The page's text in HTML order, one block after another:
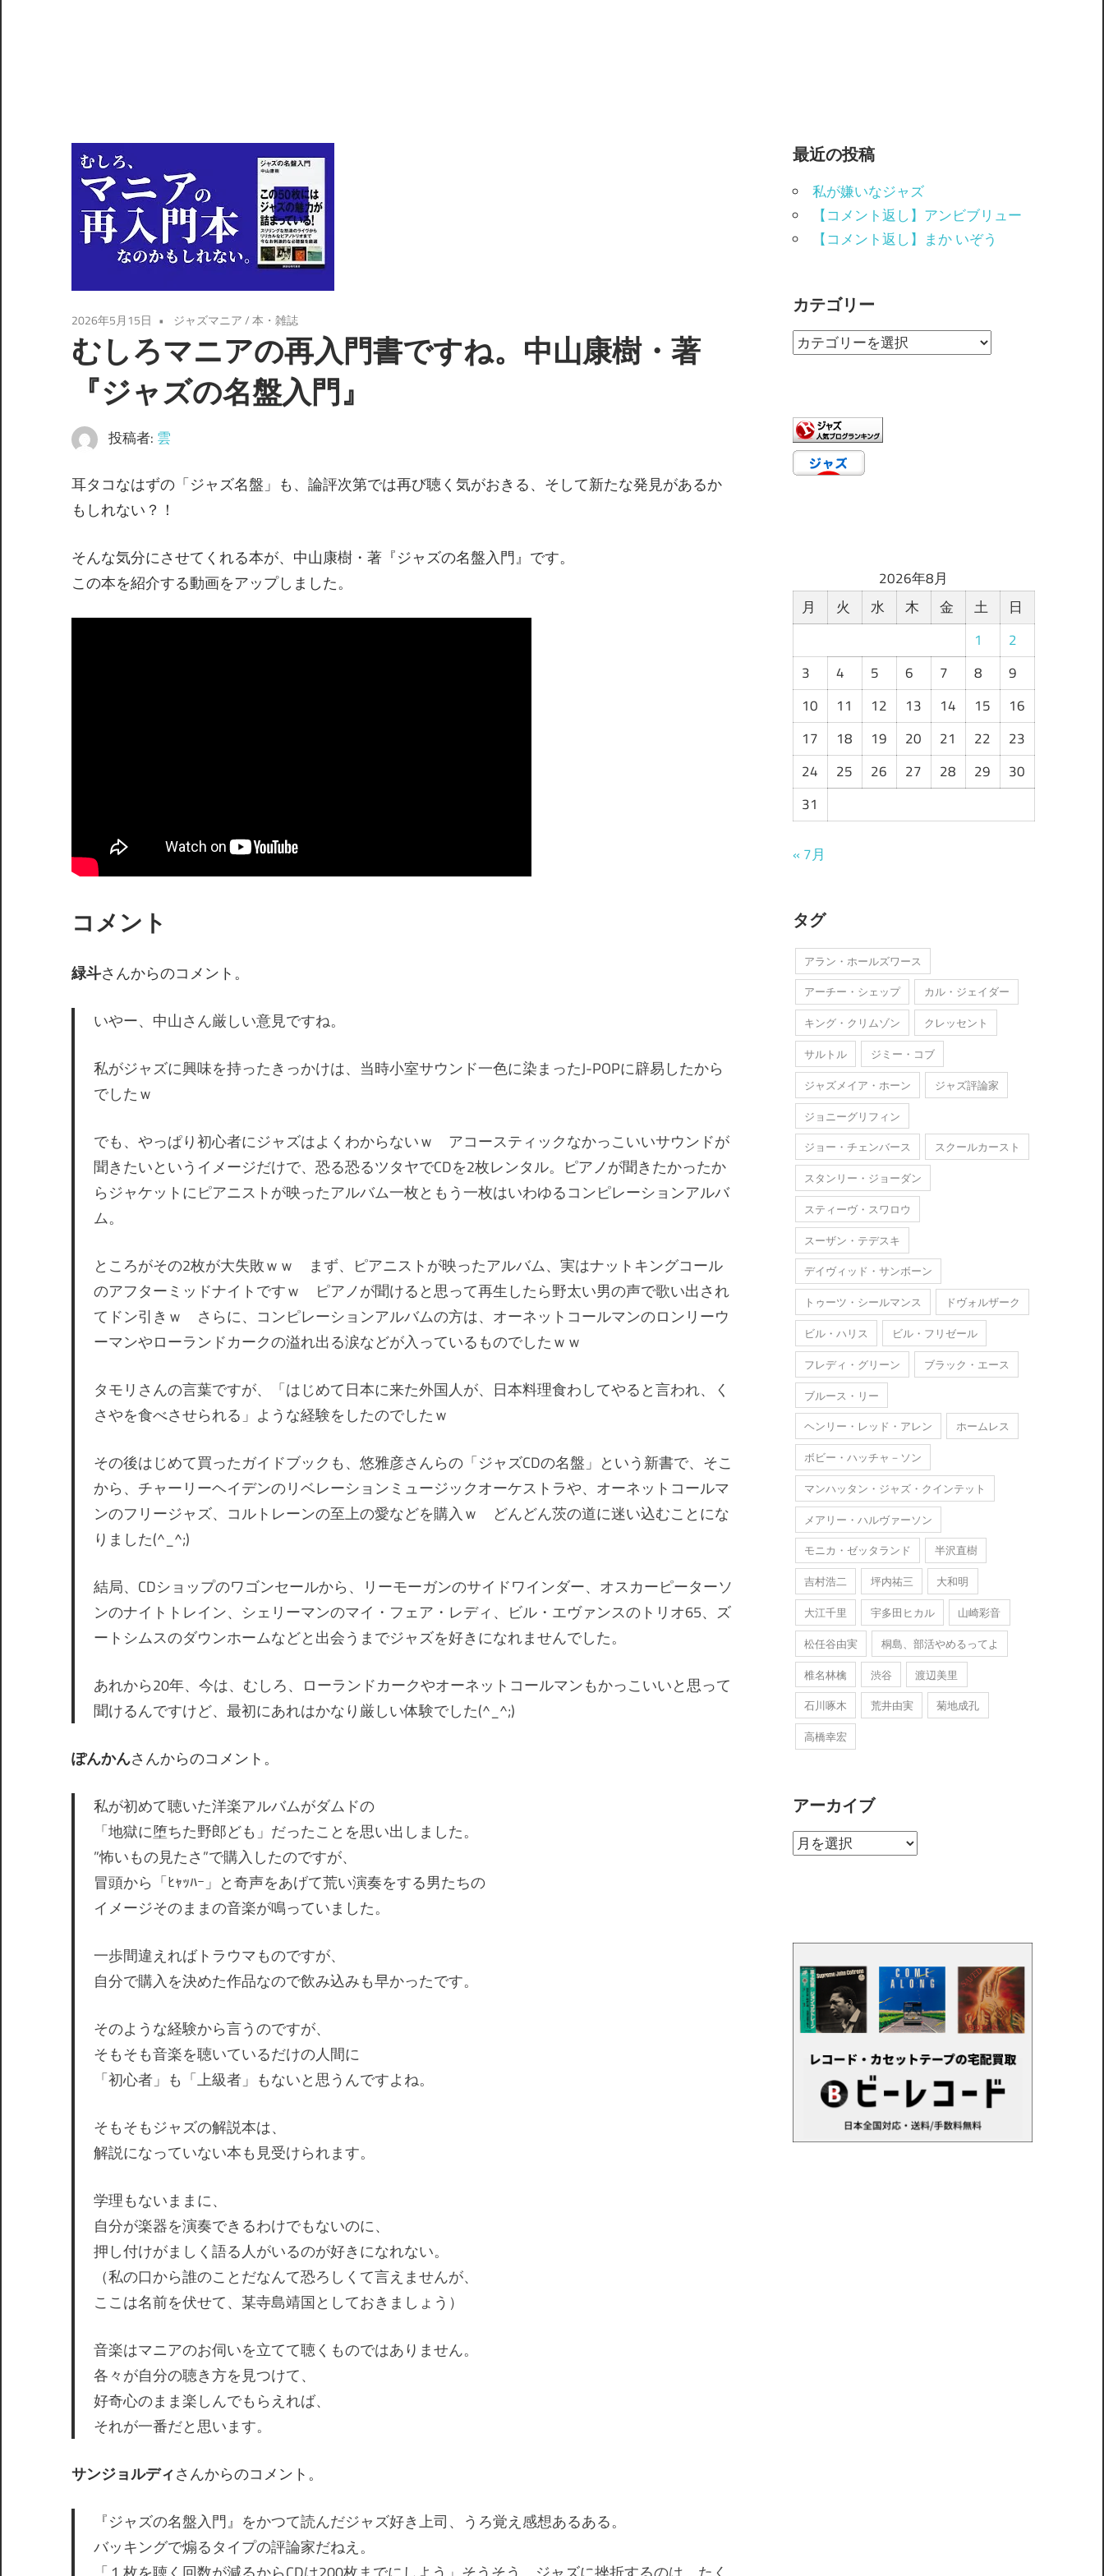
2026年5月15日 ジャズマニア/本・雑誌
むしろマニアの再入門書ですね。中山康樹・著
『ジャズの名盤入門』
投稿者: 雲
耳タコなはずの「ジャズ名盤」も、論評次第では再び聴く気がおきる、そして新たな発見があるか
もしれない？！
そんな気分にさせてくれる本が、中山康樹・著『ジャズの名盤入門』です。
この本を紹介する動画をアップしました。
コメント
緑斗さんからのコメント。
いやー、中山さん厳しい意見ですね。
私がジャズに興味を持ったきっかけは、当時小室サウンド一色に染まったJ-POPに辟易したから
でしたｗ
でも、やっぱり初心者にジャズはよくわからないｗ アコースティックなかっこいいサウンドが
聞きたいというイメージだけで、恐る恐るツタヤでCDを2枚レンタル。ピアノが聞きたかったか
らジャケットにピアニストが映ったアルバム一枚ともう一枚はいわゆるコンピレーションアルバ
ム。
ところがその2枚が大失敗ｗｗ まず、ピアニストが映ったアルバム、実はナットキングコール
のアフターミッドナイトですｗ ピアノが聞けると思って再生したら野太い男の声で歌い出され
てドン引きｗ さらに、コンピレーションアルバムの方は、オーネットコールマンのロンリーウ
ーマンやローランドカークの溢れ出る涙などが入っているものでしたｗｗ
タモリさんの言葉ですが、「はじめて日本に来た外国人が、日本料理食わしてやると言われ、く
さやを食べさせられる」ような経験をしたのでしたｗ
その後はじめて買ったガイドブックも、悠雅彦さんらの「ジャズCDの名盤」という新書で、そこ
から、チャーリーヘイデンのリベレーションミュージックオーケストラや、オーネットコールマ
ンのフリージャズ、コルトレーンの至上の愛などを購入ｗ どんどん茨の道に迷い込むことにな
りました(^_^;)
結局、CDショップのワゴンセールから、リーモーガンのサイドワインダー、オスカーピーターソ
ンのナイトトレイン、シェリーマンのマイ・フェア・レディ、ビル・エヴァンスのトリオ65、ズ
ートシムスのダウンホームなどと出会うまでジャズを好きになれませんでした。
あれから20年、今は、むしろ、ローランドカークやオーネットコールマンもかっこいいと思って
聞けるんですけど、最初にあれはかなり厳しい体験でした(^_^;)
ぽんかんさんからのコメント。
私が初めて聴いた洋楽アルバムがダムドの
「地獄に堕ちた野郎ども」だったことを思い出しました。
”怖いもの見たさ”で購入したのですが、
冒頭から「ﾋｬｯﾊｰ」と奇声をあげて荒い演奏をする男たちの
イメージそのままの音楽が鳴っていました。
一歩間違えればトラウマものですが、
自分で購入を決めた作品なので飲み込みも早かったです。
そのような経験から言うのですが、
そもそも音楽を聴いているだけの人間に
「初心者」も「上級者」もないと思うんですよね。
そもそもジャズの解説本は、
解説になっていない本も見受けられます。
学理もないままに、
自分が楽器を演奏できるわけでもないのに、
押し付けがましく語る人がいるのが好きになれない。
（私の口から誰のことだなんて恐ろしくて言えませんが、
ここは名前を伏せて、某寺島靖国としておきましょう）
音楽はマニアのお伺いを立てて聴くものではありません。
各々が自分の聴き方を見つけて、
好奇心のまま楽しんでもらえれば、
それが一番だと思います。
サンジョルディさんからのコメント。
『ジャズの名盤入門』をかつて読んだジャズ好き上司、うろ覚え感想あるある。
バッキングで煽るタイプの評論家だねえ。
最近の投稿
私が嫌いなジャズ
【コメント返し】アンビブリュー
【コメント返し】まか いぞう
カテゴリー
カ
リ
ー
2026年8月
月
火 水 木 金 土
日
1
2
3
4 5 6 7 8
9
10
11 12 13 14 15
16
17
18 19 20 21 22
23
24
25 26 27 28 29
30
31
« 7月
タグ
アラン・ホールズワース
アーチー・シェップ
カル・ジェイダー
キング・クリムゾン
クレッセント
サルトル
ジミー・コブ
ジャズメイア・ホーン
ジャズ評論家
ジョニーグリフィン
ジョー・チェンバース
スクールカースト
スタンリー・ジョーダン
スティーヴ・スワロウ
スーザン・テデスキ
デイヴィッド・サンボーン
トゥーツ・シールマンス
ドヴォルザーク
ビル・ハリス
ビル・フリゼール
フレディ・グリーン
ブラック・エース
ブルース・リー
ヘンリー・レッド・アレン
ホームレス
ボビー・ハッチャ－ソン
マンハッタン・ジャズ・クインテット
メアリー・ハルヴァーソン
モニカ・ゼッタランド
半沢直樹
吉村浩二
坪内祐三
大和明
大江千里
宇多田ヒカル
山崎彩音
松任谷由実
桐島、部活やめるってよ
椎名林檎
渋谷
渡辺美里
石川啄木
荒井由実
菊地成孔
高橋幸宏
アーカイブ
ア